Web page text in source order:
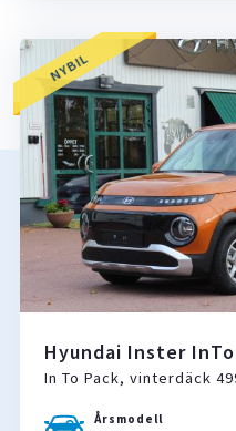
NYBIL
Hyundai Inster
In To Pack, vinterdäck
Årsmodell